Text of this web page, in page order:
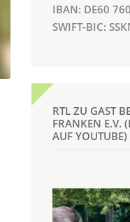
IBAN: DE60
SWIFT-BIC:
RTL ZU GAST
FRANKEN E.V.
AUF YOUTUBE)